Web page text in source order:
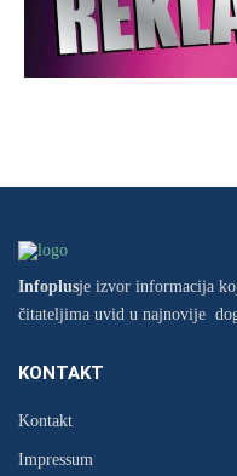
Infoplusje izvor informacija
čitateljima uvid u najnovije
KONTAKT
Kontakt
Impressum